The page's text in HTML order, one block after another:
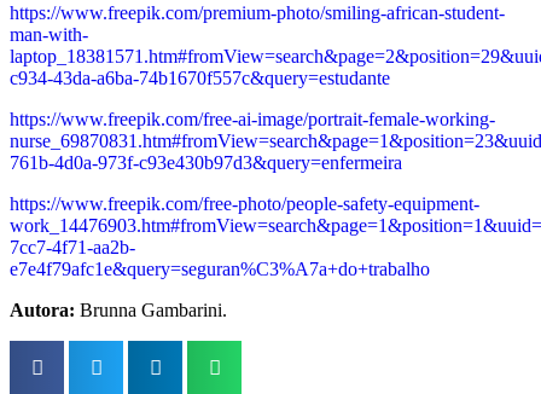
https://www.freepik.com/premium-photo/smiling-african-student-
man-with-
c934-43da-a6ba-74b1670f557c&query=estudante
https://www.freepik.com/free-ai-image/portrait-female-working-
761b-4d0a-973f-c93e430b97d3&query=enfermeira
https://www.freepik.com/free-photo/people-safety-equipment-
7cc7-4f71-aa2b-
e7e4f79afc1e&query=seguran%C3%A7a+do+trabalho
Autora: Brunna Gambarini.